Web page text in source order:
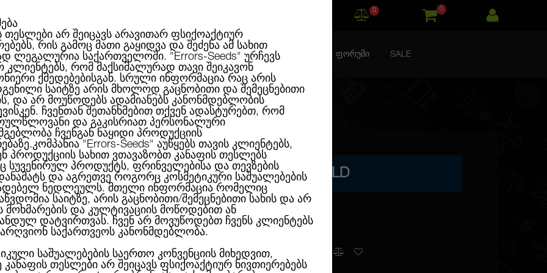
0 0
ABOUT US CATEGORIES ᲑᲠᲔᲜᲓᲔᲑᲘ ᲑᲚᲝᲒᲘ ᲙᲝᲜᲢᲐᲥᲢᲘ ᲤᲝᲠᲣᲛᲘ SALE
თესლები არ შეიცავს არავითარ ფსიქოაქტიურ
რის გამოც მათი გაყიდვა და შეძენა ამ სახით
ლეგალურია საქართველოში. "Errors-Seeds" ურჩევს
კლიენტებს, რომ მაქსიმალურად თავი შეიკავონ
ქმედებებისგან. სრული ინფორმაცია რაც არის
საიტზე არის მხოლოდ გაცნობითი და შემეცნებითი
და არ მოუწოდებს ადამიანებს კანონმდებლობის
ჩვენთან შეთანხმებით თქვენ ადასტურებთ, რომ
და გაკისრიათ პერსონალური
ჩვენგან ნაყიდი პროდუქციის
"Errors-Seeds" აუწყებს თავის კლიენტებს,
პროდუქციის სახით ვთავაზობთ კანაფის თესლებს
სუვენირულ პროდუქტს, ფრინველებისა და თევზების
და აგრეთვე როგორც კოსმეტიკური საშუალებების
ნედლეულს. მთელი ინფორმაცია რომელიც
საიტზე, არის გაცნობითი/შემეცნებითი სახის და არ
მოხმარების და კულტივაციის მოწოდებით ან
დატვირთვას. ჩვენ არ მოვუწოდებთ ჩვენს კლიენტებს
საქართვეოს კანონმდებლობა.
საშუალებების საერთო კონვენციის მიხედვით,
კანაფის თესლები არ შეიცავს ფსიქოაქტიურ ნივთიერებებს
Black Domina Feminised Gold
BLACK DOMINA FEMINISED GOLD
27.00ლ არ გვაქვს